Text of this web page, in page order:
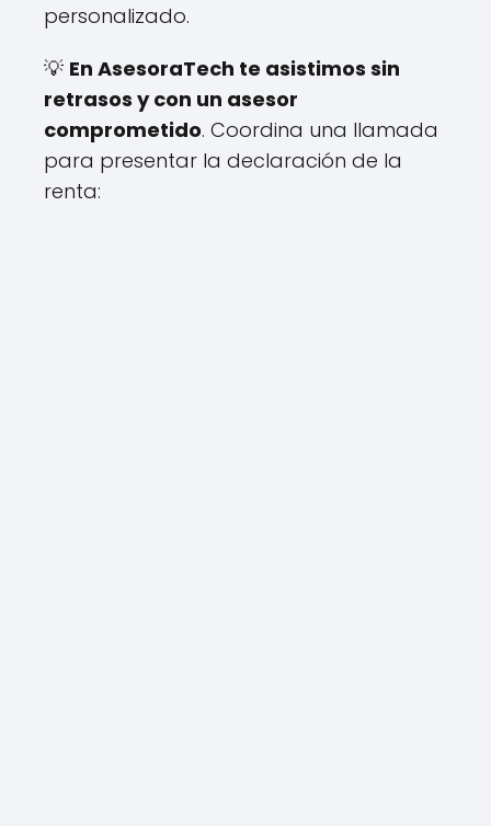
personalizado.
💡 En AsesoraTech te asistimos sin
retrasos y con un asesor
comprometido. Coordina una llamada
para presentar la declaración de la
renta: